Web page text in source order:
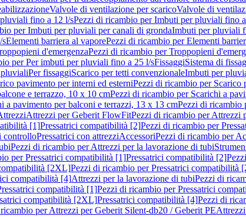
Valvole di ventilazione per scaricoValvole di
fino a 12 l/sPezzi di ricambio per Imbuti per pluviali fino
per Imbuti per pluviali per canali di grondaImbuti per pluviali
sElementi barriera al vaporePezzi di ricambio per Elementi
d'emergenzaPezzi di ricambio per Troppopieni
per Per imbuti per pluviali fino a 25 l/sFissaggiSistema di
Per fissaggiScarico per tetti convenzionaleImbuti per
pavimento per interni ed esterniPezzi di ricambio per Scarico
e terrazzo, 10 x 10 cmPezzi di ricambio per Scarichi a
a pavimento per balconi e terrazzi, 13 x 13 cmPezzi di ricambio
Attrezzi per Geberit FlowFitPezzi di ricambio per Attrezzi
[1]Pressatrici compatibilità [2]Pezzi di ricambio per
controlloPressatrici con attrezziAccessoriPezzi di ricambio per
Pezzi di ricambio per Attrezzi per la lavorazione di tubi
per Pressatrici compatibilità [1]Pressatrici compatibilità [2]
[2XL]Pezzi di ricambio per Pressatrici compatibilità
compatibilità [4]Attrezzi per la lavorazione di tubiPezzi di
compatibilità [1]Pezzi di ricambio per Pressatrici
compatibilità [2XL]Pressatrici compatibilità [4]Pezzi di
per Attrezzi per Geberit Silent-db20 / Geberit PE